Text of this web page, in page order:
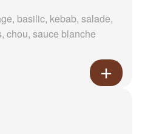
basilic, kebab, salade,
chou, sauce blanche